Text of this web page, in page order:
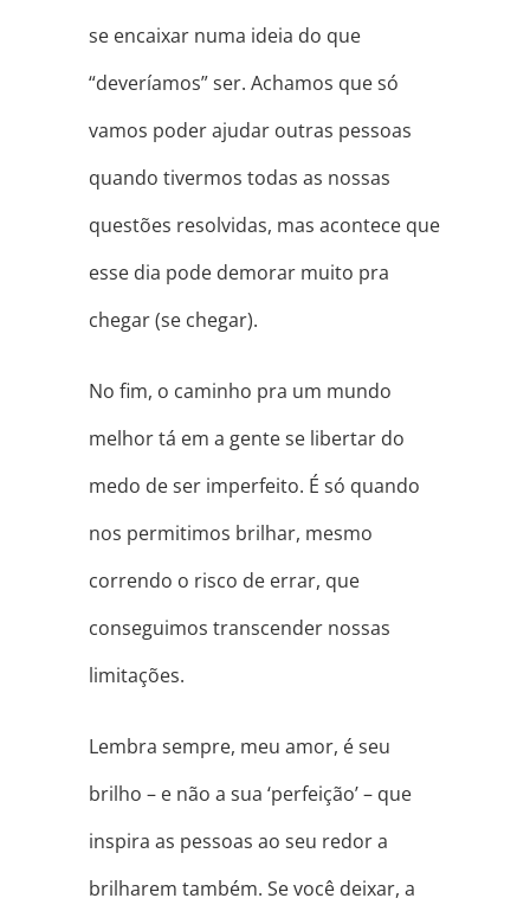
se encaixar numa ideia do que
“deveríamos” ser. Achamos que só
vamos poder ajudar outras pessoas
quando tivermos todas as nossas
questões resolvidas, mas acontece que
esse dia pode demorar muito pra
chegar (se chegar).
No fim, o caminho pra um mundo
melhor tá em a gente se libertar do
medo de ser imperfeito. É só quando
nos permitimos brilhar, mesmo
correndo o risco de errar, que
conseguimos transcender nossas
limitações.
Lembra sempre, meu amor, é seu
brilho – e não a sua ‘perfeição’ – que
inspira as pessoas ao seu redor a
brilharem também. Se você deixar, a